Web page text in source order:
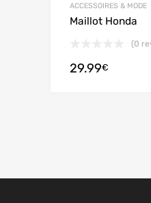
ACCESSOIRES & MODE
Maillot Honda
(0
29.99€